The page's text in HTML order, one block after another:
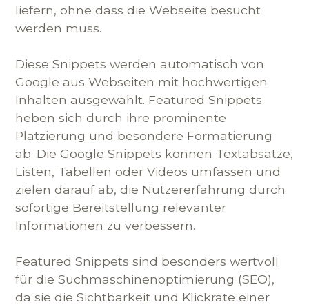
liefern, ohne dass die Webseite besucht
werden muss.
Diese Snippets werden automatisch von
Google aus Webseiten mit hochwertigen
Inhalten ausgewählt. Featured Snippets
heben sich durch ihre prominente
Platzierung und besondere Formatierung
ab. Die Google Snippets können Textabsätze,
Listen, Tabellen oder Videos umfassen und
zielen darauf ab, die Nutzererfahrung durch
sofortige Bereitstellung relevanter
Informationen zu verbessern.
Featured Snippets sind besonders wertvoll
für die Suchmaschinenoptimierung (SEO),
da sie die Sichtbarkeit und Klickrate einer